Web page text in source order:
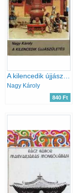
Nagy Károly
840 Ft